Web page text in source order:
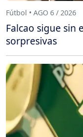
Fútbol • AGO 6 / 2026
Falcao sigue sin
sorpresivas